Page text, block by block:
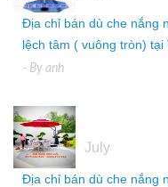
Địa chỉ bán dù che nắng
lệch tâm ( vuông tròn) tại
- By anh
July
Địa chỉ bán dù che nắng